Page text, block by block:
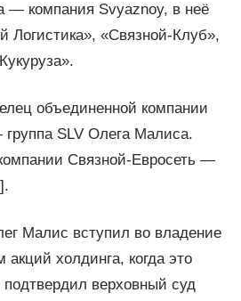
— компания Svyaznoy, в неё
Логистика», «Связной-Клуб»,
объединенной компании
SLV Олега Малиса.
Связной-Евросеть —
Малис вступил во владение
акций холдинга, когда это
подтвердил верховный суд